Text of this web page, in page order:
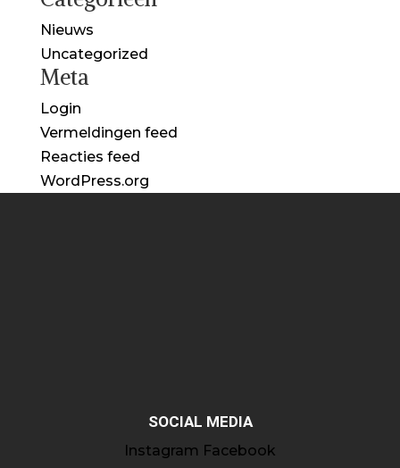
Nieuws
Uncategorized
Meta
Login
Vermeldingen feed
Reacties feed
WordPress.org
SOCIAL MEDIA
Instagram Facebook